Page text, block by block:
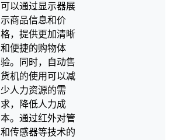
可以通过显示器展
示商品信息和价
格，提供更加清晰
和便捷的购物体
验。同时，自动售
货机的使用可以减
少人力资源的需
求，降低人力成
本。通过红外对管
和传感器等技术的